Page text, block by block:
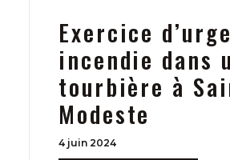
Exercice
incendie dans
tourbière à
Modeste
4 juin 2024